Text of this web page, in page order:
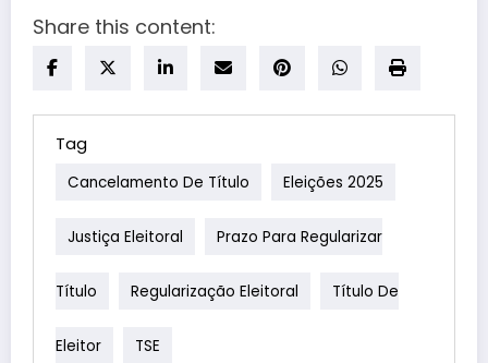
Share this content:
Tag
Cancelamento De Título Eleições 2025
Justiça Eleitoral Prazo Para Regularizar
Título Regularização Eleitoral Título De
Eleitor TSE